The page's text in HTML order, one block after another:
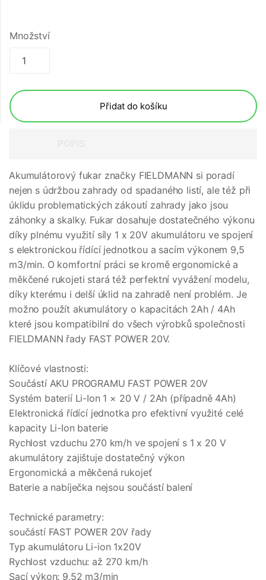
Množství
Přidat do košíku
Akumulátorový fukar značky FIELDMANN si poradí
nejen s údržbou zahrady od spadaného listí, ale též při
úklidu problematických zákoutí zahrady jako jsou
záhonky a skalky. Fukar dosahuje dostatečného výkonu
díky plnému využití síly 1 x 20V akumulátoru ve spojení
s elektronickou řídící jednotkou a sacím výkonem 9,5
m3/min. O komfortní práci se kromě ergonomické a
měkčené rukojeti stará též perfektní vyvážení modelu,
díky kterému i delší úklid na zahradě není problém. Je
možno použít akumulátory o kapacitách 2Ah / 4Ah
které jsou kompatibilní do všech výrobků společnosti
FIELDMANN řady FAST POWER 20V.
Klíčové vlastnosti:
Součástí AKU PROGRAMU FAST POWER 20V
Systém baterií Li-Ion 1 × 20 V / 2Ah (případně 4Ah)
Elektronická řídící jednotka pro efektivní využité celé
kapacity Li-Ion baterie
Rychlost vzduchu 270 km/h ve spojení s 1 x 20 V
akumulátory zajištuje dostatečný výkon
Ergonomická a měkčená rukojeť
Baterie a nabíječka nejsou součástí balení
Technické parametry:
součástí FAST POWER 20V řady
Typ akumulátoru Li-ion 1x20V
Rychlost vzduchu: až 270 km/h
Sací výkon: 9,52 m3/min